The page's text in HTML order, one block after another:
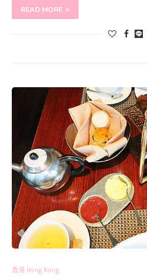
READ MORE
香港 Hong Kong